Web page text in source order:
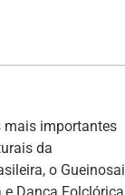
mais importantes
da
o Gueinosai